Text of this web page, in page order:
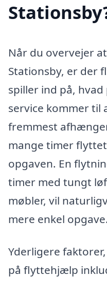
Når du overvejer
Stationsby, er der
spiller ind på,
service kommer til
fremmest
mange timer
opgaven. En
timer med tungt
møbler, vil
mere enkel opgave.
Yderligere
på flyttehjælp